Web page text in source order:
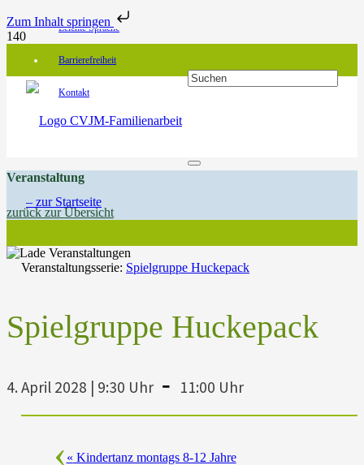
Zum Inhalt springen
Leichte Sprache
Barrierefreiheit
Kontakt
Veranstaltung
zurück zur Übersicht
Veranstaltungsserie: Spielgruppe Huckepack
Spielgruppe Huckepack
4. April 2028 | 9:30 Uhr - 11:00 Uhr
« Kindertanz montags 8-12 Jahre